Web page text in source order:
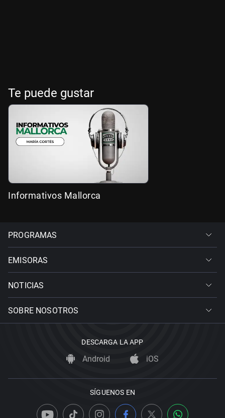
Te puede gustar
Informativos Mallorca
PROGRAMAS
EMISORAS
NOTICIAS
SOBRE NOSOTROS
DESCARGA LA APP
Android iOS
SÍGUENOS EN